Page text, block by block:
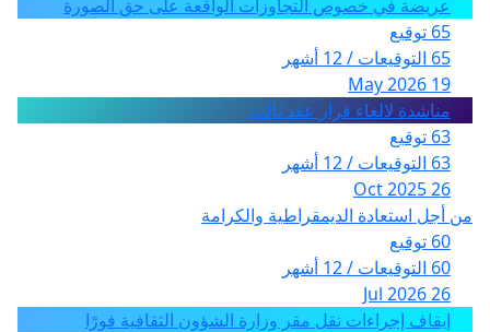
عريضة في خصوص التجاوزات الواقعة على حق الصورة
65 توقيع
65 التوقيعات / 12 أشهر
19 May 2026
مناشدة لالغاء قرار عقد ثالث
63 توقيع
63 التوقيعات / 12 أشهر
26 Oct 2025
من أجل استعادة الديمقراطية والكرامة
60 توقيع
60 التوقيعات / 12 أشهر
26 Jul 2026
إيقاف إجراءات نقل مقر وزارة الشؤون الثقافية فورًا